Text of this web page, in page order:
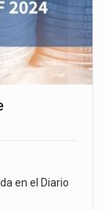
en el Diario